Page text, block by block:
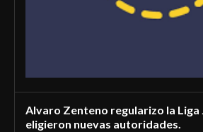
Alvaro Zenteno regularizo la Liga
eligieron nuevas autoridades.